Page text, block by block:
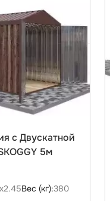
с Двускатной
5м
Вес (кг):380